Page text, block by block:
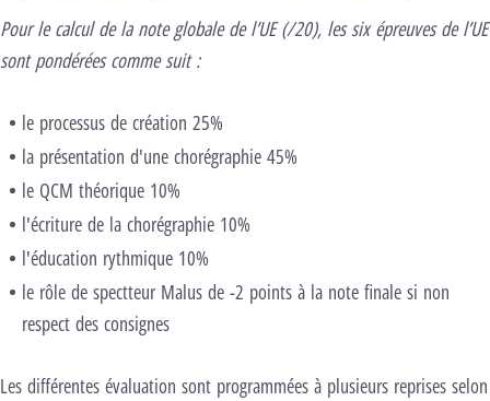
Pour le calcul de la note globale de l’UE (/20), les six épreuves de l’UE
sont pondérées comme suit :
le processus de création 25%
la présentation d'une chorégraphie 45%
le QCM théorique 10%
l'écriture de la chorégraphie 10%
l'éducation rythmique 10%
le rôle de spectteur Malus de -2 points à la note finale si non
respect des consignes
Les différentes évaluation sont programmées à plusieurs reprises selon